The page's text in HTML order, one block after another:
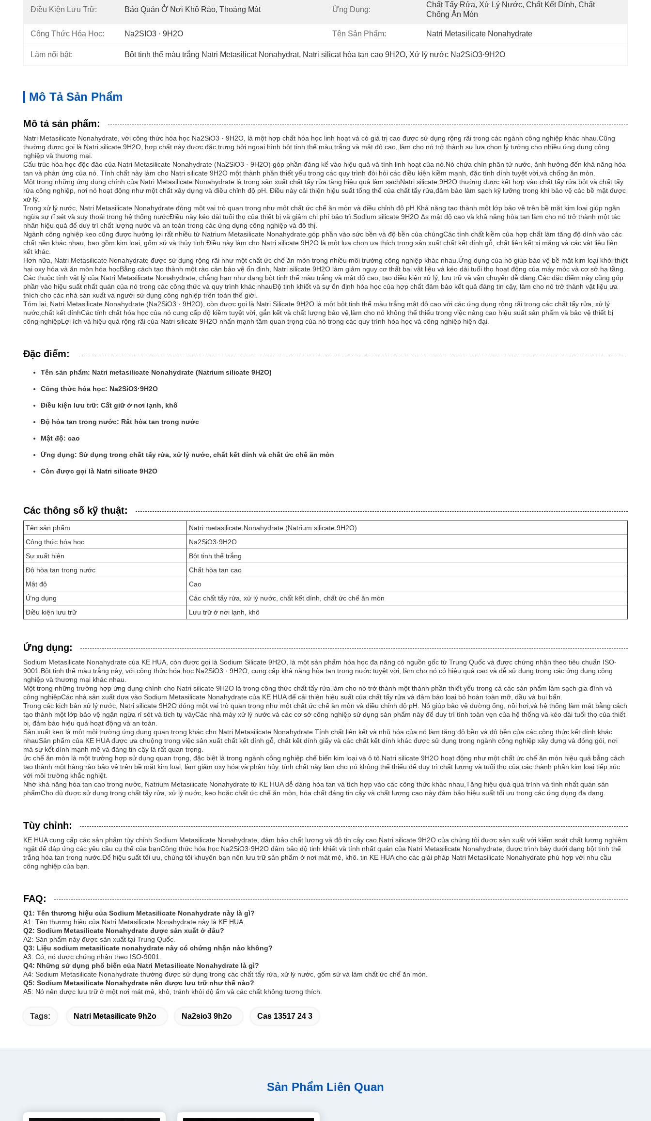
Điều Kiện Lưu Trữ: Bảo Quản Ở Nơi Khô Ráo, Thoáng Mát Ứng Dụng:
Chất Tẩy Rửa, Xử Lý Nước, Chất Kết Dính, Chất
Chống Ăn Mòn
Công Thức Hóa Học: Na2SIO3 · 9H2O Tên Sản Phẩm: Natri Metasilicate Nonahydrate
Làm nổi bật: Bột tinh thể màu trắng Natri Metasilicat Nonahydrat, Natri silicat hòa tan cao 9H2O, Xử lý nước Na2SiO3·9H2O
Mô Tả Sản Phẩm
Mô tả sản phẩm:
Natri Metasilicate Nonahydrate, với công thức hóa học Na2SiO3 · 9H2O, là một hợp chất hóa học linh hoạt và có giá trị cao được sử dụng rộng rãi trong các ngành công nghiệp khác nhau.Cũng
thường được gọi là Natri silicate 9H2O, hợp chất này được đặc trưng bởi ngoại hình bột tinh thể màu trắng và mật độ cao, làm cho nó trở thành sự lựa chọn lý tưởng cho nhiều ứng dụng công
nghiệp và thương mại.
Cấu trúc hóa học độc đáo của Natri Metasilicate Nonahydrate (Na2SiO3 · 9H2O) góp phần đáng kể vào hiệu quả và tính linh hoạt của nó.Nó chứa chín phân tử nước, ảnh hưởng đến khả năng hòa
tan và phản ứng của nó. Tính chất này làm cho Natri silicate 9H2O một thành phần thiết yếu trong các quy trình đòi hỏi các điều kiện kiềm mạnh, đặc tính dính tuyệt vời,và chống ăn mòn.
Một trong những ứng dụng chính của Natri Metasilicate Nonahydrate là trong sản xuất chất tẩy rửa.tăng hiệu quả làm sạchNatri silicate 9H2O thường được kết hợp vào chất tẩy rửa bột và chất tẩy
rửa công nghiệp, nơi nó hoạt động như một chất xây dựng và điều chỉnh độ pH. Điều này cải thiện hiệu suất tổng thể của chất tẩy rửa,đảm bảo làm sạch kỹ lưỡng trong khi bảo vệ các bề mặt được
xử lý.
Trong xử lý nước, Natri Metasilicate Nonahydrate đóng một vai trò quan trọng như một chất ức chế ăn mòn và điều chỉnh độ pH.Khả năng tạo thành một lớp bảo vệ trên bề mặt kim loại giúp ngăn
ngừa sự rỉ sét và suy thoái trong hệ thống nướcĐiều này kéo dài tuổi thọ của thiết bị và giảm chi phí bảo trì.Sodium silicate 9H2O ∆s mật độ cao và khả năng hòa tan làm cho nó trở thành một tác
nhân hiệu quả để duy trì chất lượng nước và an toàn trong các ứng dụng công nghiệp và đô thị.
Ngành công nghiệp keo cũng được hưởng lợi rất nhiều từ Natrium Metasilicate Nonahydrate.góp phần vào sức bền và độ bền của chúngCác tính chất kiềm của hợp chất làm tăng độ dính vào các
chất nền khác nhau, bao gồm kim loại, gốm sứ và thủy tinh.Điều này làm cho Natri silicate 9H2O là một lựa chọn ưa thích trong sản xuất chất kết dính gỗ, chất liên kết xi măng và các vật liệu liên
kết khác.
Hơn nữa, Natri Metasilicate Nonahydrate được sử dụng rộng rãi như một chất ức chế ăn mòn trong nhiều môi trường công nghiệp khác nhau.Ứng dụng của nó giúp bảo vệ bề mặt kim loại khỏi thiệt
hại oxy hóa và ăn mòn hóa họcBằng cách tạo thành một rào cản bảo vệ ổn định, Natri silicate 9H2O làm giảm nguy cơ thất bại vật liệu và kéo dài tuổi thọ hoạt động của máy móc và cơ sở hạ tầng.
Các thuộc tính vật lý của Natri Metasilicate Nonahydrate, chẳng hạn như dạng bột tinh thể màu trắng và mật độ cao, tạo điều kiện xử lý, lưu trữ và vận chuyển dễ dàng.Các đặc điểm này cũng góp
phần vào hiệu suất nhất quán của nó trong các công thức và quy trình khác nhauĐộ tinh khiết và sự ổn định hóa học của hợp chất đảm bảo kết quả đáng tin cậy, làm cho nó trở thành vật liệu ưa
thích cho các nhà sản xuất và người sử dụng công nghiệp trên toàn thế giới.
Tóm lại, Natri Metasilicate Nonahydrate (Na2SiO3 · 9H2O), còn được gọi là Natri Silicate 9H2O là một bột tinh thể màu trắng mật độ cao với các ứng dụng rộng rãi trong các chất tẩy rửa, xử lý
nước,chất kết dínhCác tính chất hóa học của nó cung cấp độ kiềm tuyệt vời, gắn kết và chất lượng bảo vệ,làm cho nó không thể thiếu trong việc nâng cao hiệu suất sản phẩm và bảo vệ thiết bị
công nghiệpLợi ích và hiệu quả rộng rãi của Natri silicate 9H2O nhấn mạnh tầm quan trọng của nó trong các quy trình hóa học và công nghiệp hiện đại.
Đặc điểm:
Tên sản phẩm: Natri metasilicate Nonahydrate (Natrium silicate 9H2O)
Công thức hóa học: Na2SiO3·9H2O
Điều kiện lưu trữ: Cất giữ ở nơi lạnh, khô
Độ hòa tan trong nước: Rất hòa tan trong nước
Mật độ: cao
Ứng dụng: Sử dụng trong chất tẩy rửa, xử lý nước, chất kết dính và chất ức chế ăn mòn
Còn được gọi là Natri silicate 9H2O
Các thông số kỹ thuật:
Tên sản phẩm
Natri metasilicate Nonahydrate (Natrium silicate 9H2O)
Công thức hóa học
Na2SiO3·9H2O
Sự xuất hiện
Bột tinh thể trắng
Độ hòa tan trong nước
Chất hòa tan cao
Mật độ
Cao
Ứng dụng
Các chất tẩy rửa, xử lý nước, chất kết dính, chất ức chế ăn mòn
Điều kiện lưu trữ
Lưu trữ ở nơi lạnh, khô
Ứng dụng:
Sodium Metasilicate Nonahydrate của KE HUA, còn được gọi là Sodium Silicate 9H2O, là một sản phẩm hóa học đa năng có nguồn gốc từ Trung Quốc và được chứng nhận theo tiêu chuẩn ISO-
9001.Bột tinh thể màu trắng này, với công thức hóa học Na2SiO3 · 9H2O, cung cấp khả năng hòa tan trong nước tuyệt vời, làm cho nó có hiệu quả cao và dễ sử dụng trong các ứng dụng công
nghiệp và thương mại khác nhau.
Một trong những trường hợp ứng dụng chính cho Natri silicate 9H2O là trong công thức chất tẩy rửa.làm cho nó trở thành một thành phần thiết yếu trong cả các sản phẩm làm sạch gia đình và
công nghiệpCác nhà sản xuất dựa vào Sodium Metasilicate Nonahydrate của KE HUA để cải thiện hiệu suất của chất tẩy rửa và đảm bảo loại bỏ hoàn toàn mỡ, dầu và bụi bẩn.
Trong các kịch bản xử lý nước, Natri silicate 9H2O đóng một vai trò quan trọng như một chất ức chế ăn mòn và điều chỉnh độ pH. Nó giúp bảo vệ đường ống, nồi hơi,và hệ thống làm mát bằng cách
tạo thành một lớp bảo vệ ngăn ngừa rỉ sét và tích tụ vảyCác nhà máy xử lý nước và các cơ sở công nghiệp sử dụng sản phẩm này để duy trì tính toàn vẹn của hệ thống và kéo dài tuổi thọ của thiết
bị, đảm bảo hiệu quả hoạt động và an toàn.
Sản xuất keo là một môi trường ứng dụng quan trọng khác cho Natri Metasilicate Nonahydrate.Tính chất liên kết và nhũ hóa của nó làm tăng độ bền và độ bền của các công thức kết dính khác
nhauSản phẩm của KE HUA được ưa chuộng trong việc sản xuất chất kết dính gỗ, chất kết dính giấy và các chất kết dính khác được sử dụng trong ngành công nghiệp xây dựng và đóng gói, nơi
mà sự kết dính mạnh mẽ và đáng tin cậy là rất quan trọng.
ức chế ăn mòn là một trường hợp sử dụng quan trọng, đặc biệt là trong ngành công nghiệp chế biến kim loại và ô tô.Natri silicate 9H2O hoạt động như một chất ức chế ăn mòn hiệu quả bằng cách
tạo thành một hàng rào bảo vệ trên bề mặt kim loại, làm giảm oxy hóa và phân hủy. tính chất này làm cho nó không thể thiếu để duy trì chất lượng và tuổi thọ của các thành phần kim loại tiếp xúc
với môi trường khắc nghiệt.
Nhờ khả năng hòa tan cao trong nước, Natrium Metasilicate Nonahydrate từ KE HUA dễ dàng hòa tan và tích hợp vào các công thức khác nhau,Tăng hiệu quả quá trình và tính nhất quán sản
phẩmCho dù được sử dụng trong chất tẩy rửa, xử lý nước, keo hoặc chất ức chế ăn mòn, hóa chất đáng tin cậy và chất lượng cao này đảm bảo hiệu suất tối ưu trong các ứng dụng đa dạng.
Tùy chỉnh:
KE HUA cung cấp các sản phẩm tùy chỉnh Sodium Metasilicate Nonahydrate, đảm bảo chất lượng và độ tin cậy cao.Natri silicate 9H2O của chúng tôi được sản xuất với kiểm soát chất lượng nghiêm
ngặt để đáp ứng các yêu cầu cụ thể của bạnCông thức hóa học Na2SiO3·9H2O đảm bảo độ tinh khiết và tính nhất quán của Natri Metasilicate Nonahydrate, được trình bày dưới dạng bột tinh thể
trắng hòa tan trong nước.Để hiệu suất tối ưu, chúng tôi khuyên bạn nên lưu trữ sản phẩm ở nơi mát mẻ, khô. tin KE HUA cho các giải pháp Natri Metasilicate Nonahydrate phù hợp với nhu cầu
công nghiệp của bạn.
FAQ:
Q1: Tên thương hiệu của Sodium Metasilicate Nonahydrate này là gì?
A1: Tên thương hiệu của Natri Metasilicate Nonahydrate này là KE HUA.
Q2: Sodium Metasilicate Nonahydrate được sản xuất ở đâu?
A2: Sản phẩm này được sản xuất tại Trung Quốc.
Q3: Liệu sodium metasilicate nonahydrate này có chứng nhận nào không?
A3: Có, nó được chứng nhận theo ISO-9001.
Q4: Những sử dụng phổ biến của Natri Metasilicate Nonahydrate là gì?
A4: Sodium Metasilicate Nonahydrate thường được sử dụng trong các chất tẩy rửa, xử lý nước, gốm sứ và làm chất ức chế ăn mòn.
Q5: Sodium Metasilicate Nonahydrate nên được lưu trữ như thế nào?
A5: Nó nên được lưu trữ ở một nơi mát mẻ, khô, tránh khỏi độ ẩm và các chất không tương thích.
Tags: Natri Metasilicate 9h2o Na2sio3 9h2o Cas 13517 24 3
Sản Phẩm Liên Quan